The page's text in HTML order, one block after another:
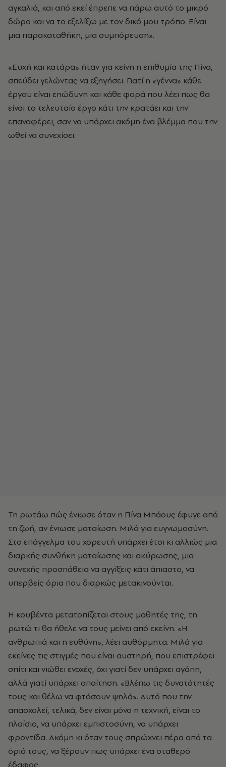
αγκαλιά, και από εκεί έπρεπε να πάρω αυτό το μικρό
δώρο και να το εξελίξω με τον δικό μου τρόπο. Είναι
μια παρακαταθήκη, μια συμπόρευση».
«Ευχή και κατάρα» ήταν για κείνη η επιθυμία της Πίνα,
σπεύδει γελώντας να εξηγήσει. Γιατί η «γέννα» κάθε
έργου είναι επώδυνη και κάθε φορά που λέει πως θα
είναι το τελευταίο έργο κάτι την κρατάει και την
επαναφέρει, σαν να υπάρχει ακόμη ένα βλέμμα που την
ωθεί να συνεχίσει.
Τη ρωτάω πώς ένιωσε όταν η Πίνα Μπάους έφυγε από
τη ζωή, αν ένιωσε ματαίωση. Μιλά για ευγνωμοσύνη.
Στο επάγγελμα του χορευτή υπάρχει έτσι κι αλλιώς μια
διαρκής συνθήκη ματαίωσης και ακύρωσης, μια
συνεχής προσπάθεια να αγγίξεις κάτι άπιαστο, να
υπερβείς όρια που διαρκώς μετακινούνται.
Η κουβέντα μετατοπίζεται στους μαθητές της, τη
ρωτώ τι θα ήθελε να τους μείνει από εκείνη. «Η
ανθρωπιά και η ευθύνη», λέει αυθόρμητα. Μιλά για
εκείνες τις στιγμές που είναι αυστηρή, που επιστρέφει
σπίτι και νιώθει ενοχές, όχι γιατί δεν υπάρχει αγάπη,
αλλά γιατί υπάρχει απαίτηση. «Βλέπω τις δυνατότητές
τους και θέλω να φτάσουν ψηλά». Αυτό που την
απασχολεί, τελικά, δεν είναι μόνο η τεχνική, είναι το
πλαίσιο, να υπάρχει εμπιστοσύνη, να υπάρχει
φροντίδα. Ακόμη κι όταν τους σπρώχνει πέρα από τα
όριά τους, να ξέρουν πως υπάρχει ένα σταθερό
έδαφος.